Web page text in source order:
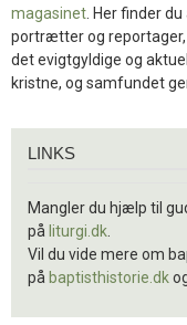
magasinet . Her finder
portrætter og reportager,
det evigtgyldige og
kristne, og samfundet
LINKS
Mangler du hjælp til
på liturgi.dk
Vil du vide mere om
på baptisthistorie.dk